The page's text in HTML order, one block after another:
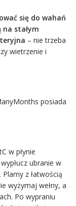
się do wahań
stałym
– nie trzeba
wietrzenie i
posiada
w płynie
ubranie w
z łatwością
wyżymaj wełny, a
Po wypraniu